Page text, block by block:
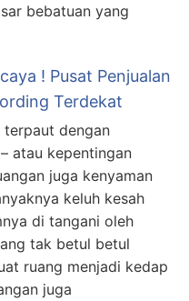
bebatuan yang
! Pusat Penjualan
Terdekat
terpaut dengan
atau kepentingan
juga kenyaman
keluh kesah
di tangani oleh
tak betul betul
ruang menjadi kedap
juga